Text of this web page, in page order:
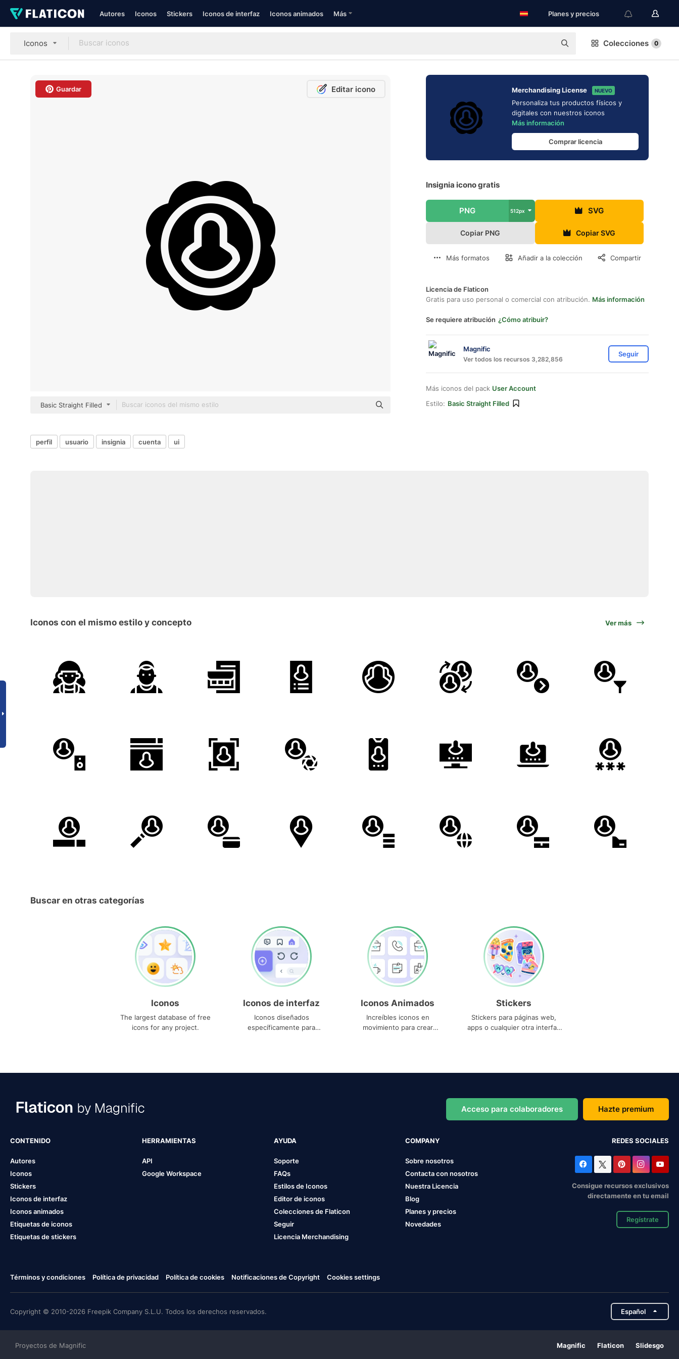
Autores Iconos Stickers Iconos de interfaz Iconos animados Más Planes y precios
Iconos Colecciones 0
Guardar Editar icono
Basic Straight Filled
Merchandising License NUEVO
Personaliza tus productos físicos y
digitales con nuestros iconos
Más información
Comprar licencia
Insignia icono gratis
PNG 512px SVG
Copiar PNG Copiar SVG
Más formatos Añadir a la colección Compartir
Licencia de Flaticon
Gratis para uso personal o comercial con atribución. Más información
Se requiere atribución ¿Cómo atribuir?
Magnific
Ver todos los recursos 3,282,856
Seguir
Más iconos del pack User Account
Estilo: Basic Straight Filled
perfil usuario insignia cuenta ui
Iconos con el mismo estilo y concepto Ver más
Buscar en otras categorías
Iconos
The largest database of free
icons for any project.
Iconos de interfaz
Iconos diseñados
específicamente para
Iconos Animados
Increíbles iconos en
movimiento para crear
Stickers
Stickers para páginas web,
apps o cualquier otra interfaz
Acceso para colaboradores Hazte premium
CONTENIDO
Autores
Iconos
Stickers
Iconos de interfaz
Iconos animados
Etiquetas de iconos
Etiquetas de stickers
HERRAMIENTAS
API
Google Workspace
AYUDA
Soporte
FAQs
Estilos de Iconos
Editor de iconos
Colecciones de Flaticon
Seguir
Licencia Merchandising
COMPANY
Sobre nosotros
Contacta con nosotros
Nuestra Licencia
Blog
Planes y precios
Novedades
REDES SOCIALES
Consigue recursos exclusivos
directamente en tu email
Regístrate
Términos y condiciones Política de privacidad Política de cookies Notificaciones de Copyright Cookies settings
Copyright © 2010-2026 Freepik Company S.L.U. Todos los derechos reservados. Español
Proyectos de Magnific Magnific Flaticon Slidesgo